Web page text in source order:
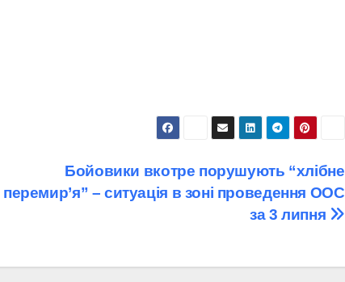
Бойовики вкотре порушують “хлібне
перемир’я” – ситуація в зоні проведення ООС
за 3 липня